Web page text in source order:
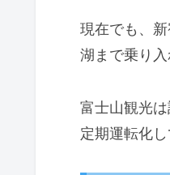
現在でも、
湖まで乗り
富士山観光
定期運転化